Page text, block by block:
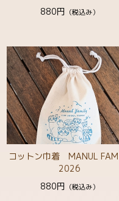
880円 （税込み）
コットン巾着 MANUL
2026
880円 （税込み）